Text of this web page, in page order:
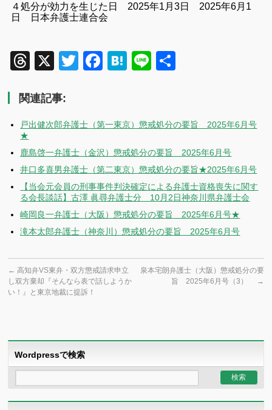
４処分が効力を生じた日 2025年1月3日
2025年6月1
日 日本弁護士連合会
Threads
X Twitter
Facebook
Hatena
Line
関連記事:
戸出健次郎弁護士（第一東京）懲戒処分の要旨 2025年6月号
★
鹿島啓一弁護士（金沢）懲戒処分の要旨 2025年6月号
井口多喜男弁護士（第二東京）懲戒処分の要旨★2025年6月号
【当会元会員の刑事事件判決確定による弁護士資格喪失に関す
る会長談話】古澤 眞尋弁護士分 10月2日神奈川県弁護士会
崎岡良一弁護士（大阪）懲戒処分の要旨 2025年6月号★
滝本太郎弁護士（神奈川）懲戒処分の要旨 2025年6月号
← 高知弁VS東弁・双方懲戒請求申立
し双方棄却『そんなら表で話しようか
い！』と東京地裁に提訴！
泉本宅朗弁護士（大阪）懲戒処分の要
旨 2025年6月号（3）
→
Wordpressで検索